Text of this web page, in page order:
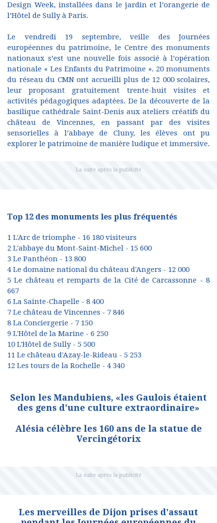
Design Week, installées dans le jardin et l’orangerie de
l’Hôtel de Sully à Paris.
Le vendredi 19 septembre, veille des Journées
européennes du patrimoine, le Centre des monuments
nationaux s’est une nouvelle fois associé à l’opération
nationale « Les Enfants du Patrimoine ». 20 monuments
du réseau du CMN ont accueilli plus de 12 000 scolaires,
leur proposant gratuitement trente-huit visites et
activités pédagogiques adaptées. De la découverte de la
basilique cathédrale Saint-Denis aux ateliers créatifs du
château de Vincennes, en passant par des visites
sensorielles à l’abbaye de Cluny, les élèves ont pu
explorer le patrimoine de manière ludique et immersive.
Top 12 des monuments les plus fréquentés
1 L'Arc de triomphe - 16 180 visiteurs
2 L'abbaye du Mont-Saint-Michel - 15 600
3 Le Panthéon - 13 800
4 Le domaine national du château d'Angers - 12 000
5 Le château et remparts de la Cité de Carcassonne - 8
667
6 La Sainte-Chapelle - 8 400
7 Le château de Vincennes - 7 846
8 La Conciergerie - 7 150
9 L'Hôtel de la Marine - 6 250
10 L'Hôtel de Sully - 5 500
11 Le château d'Azay-le-Rideau - 5 253
12 Les tours de la Rochelle - 4 340
Selon les Mandubiens, «les Gaulois étaient
des gens d'une culture extraordinaire»
Alésia célèbre les 160 ans de la statue de
Vercingétorix
Les merveilles de Dijon prises d'assaut